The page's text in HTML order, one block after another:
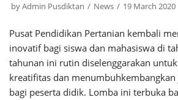
byAdmin Pusdiktan News 19 March 2020
Pusat Pendidikan Pertanian kembali
inovatif bagi siswa dan mahasiswa di
tahunan ini rutin diselenggarakan
kreatifitas dan
bagi peserta didik. Lomba ini terbuka